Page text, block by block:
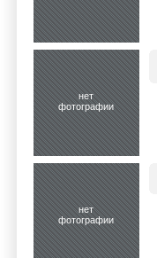
нет
фотографии
нет
фотографии